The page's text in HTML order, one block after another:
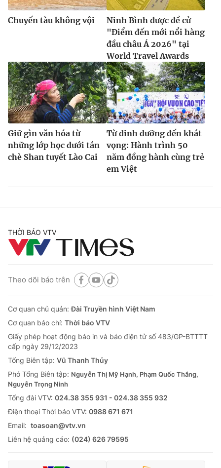
Chuyến tàu không vội
Ninh Bình được đề cử
"Điểm đến mới nổi hàng
đầu châu Á 2026" tại
World Travel Awards
Giữ gìn văn hóa từ
những lớp học dưới tán
chè Shan tuyết Lào Cai
Từ dinh dưỡng đến khát
vọng: Hành trình 50
năm đồng hành cùng trẻ
em Việt
THỜI BÁO VTV
Theo dõi báo trên
Cơ quan chủ quản:Đài Truyền hình Việt Nam
Cơ quan báo chí: Thời báo VTV
Giấy phép hoạt động báo in và báo điện tử số 483/GP-BTTTT
cấp ngày 29/12/2023
Tổng Biên tập: Vũ Thanh Thủy
Phó Tổng Biên tập: Nguyễn Thị Mỹ Hạnh, Phạm Quốc Thắng,
Nguyễn Trọng Ninh
Tổng đài VTV: 024.38 355 931 - 024.38 355 932
Ðiện thoại Thời báo VTV: 0988 671 671
Email: toasoan@vtv.vn
Liên hệ quảng cáo: (024) 626 79595